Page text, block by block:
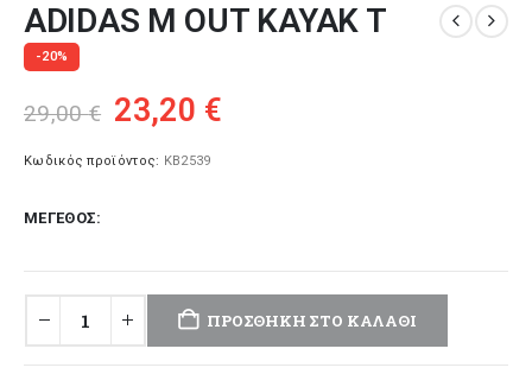
ADIDAS M OUT KAYAK T
-20%
29,00€ Original
was:
23,20 €
Κωδικός προϊόντος: KB2539
ΜΈΓΕΘΟΣ
ΠΡΟΣΘΉΚΗ ΣΤΟ ΚΑΛΆΘΙ